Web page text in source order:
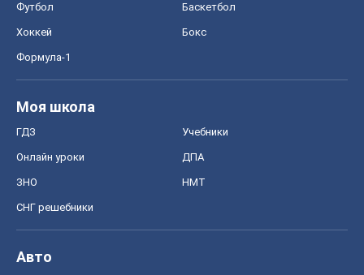
Футбол Баскетбол
Хоккей Бокс
Формула-1
Моя школа
ГДЗ Учебники
Онлайн уроки ДПА
ЗНО НМТ
СНГ решебники
Авто